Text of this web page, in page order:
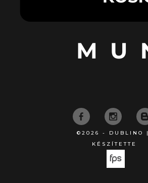
©2026 - DUBLINO |
KÉSZÍTETTE